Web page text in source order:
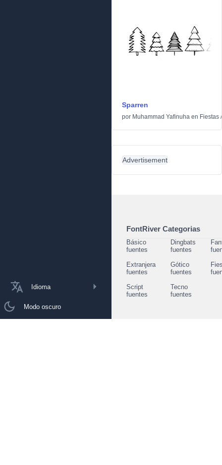
Idioma
Modo oscuro
Sparren
por Muhammad Yafinuha en Fiestas
Advertisement
FontRiver Categorias
Básico
fuentes
Dingbats
fuentes
Extranjera
fuentes
Gótico
fuentes
Script
fuentes
Tecno
fuentes